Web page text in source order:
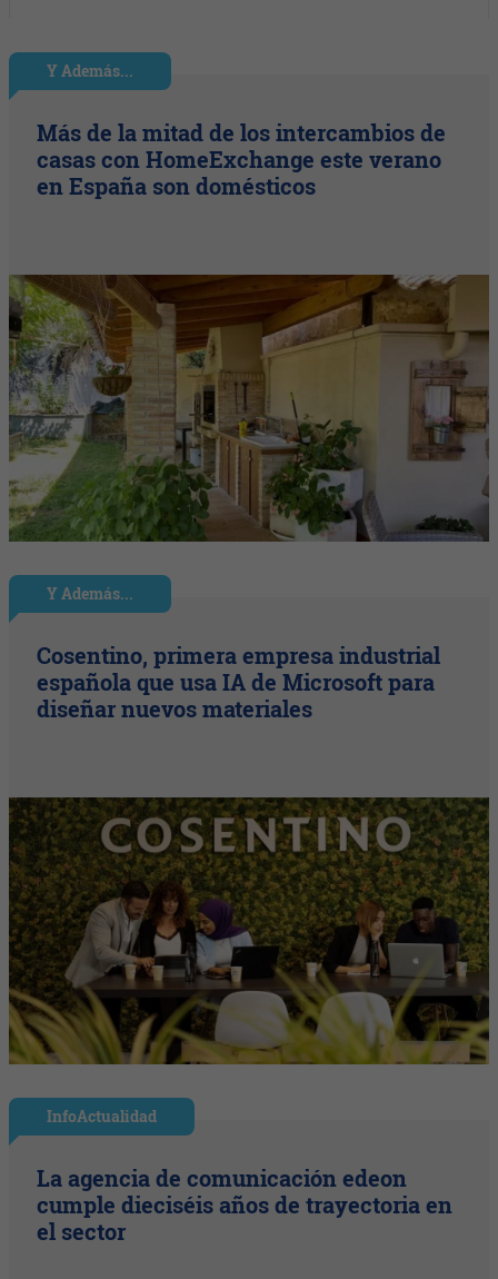
Y Además...
Más de la mitad de los intercambios de
casas con HomeExchange este verano
en España son domésticos
Y Además...
Cosentino, primera empresa industrial
española que usa IA de Microsoft para
diseñar nuevos materiales
InfoActualidad
La agencia de comunicación edeon
cumple dieciséis años de trayectoria en
el sector